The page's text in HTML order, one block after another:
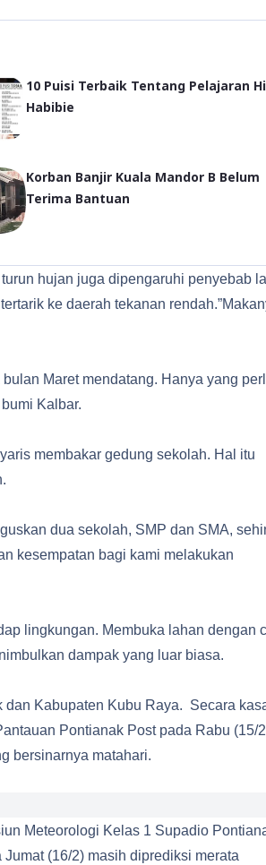
10 Puisi Terbaik Tentang Pelajaran
Habibie
Korban Banjir Kuala Mandor B Belum
Terima Bantuan
hujan juga dipengaruhi penyebab
ke daerah tekanan
Maret mendatang. Hanya yang
Kalbar.
membakar gedung sekolah. Hal itu
dua sekolah, SMP dan SMA,
kesempatan bagi kami melakukan
lingkungan. Membuka lahan dengan
dampak yang luar biasa.
dan Kabupaten Kubu Raya. Secara
Pontianak Post pada Rabu (15/
bersinarnya matahari.
Meteorologi Kelas 1 Supadio
(16/2) masih diprediksi merata